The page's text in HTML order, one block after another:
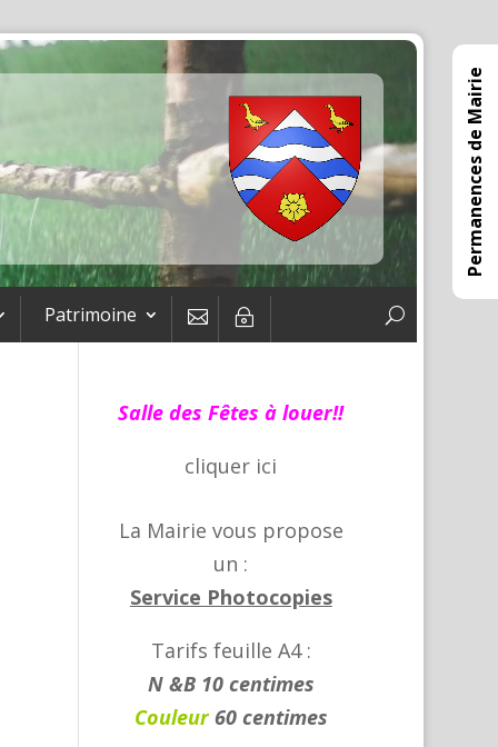
Patrimoine  ~
Permanences de Mairie
Salle des Fêtes à louer!!
cliquer ici
La Mairie vous propose
un :
Service Photocopies
Tarifs feuille A4 :
N &B 10 centimes
Couleur60 centimes